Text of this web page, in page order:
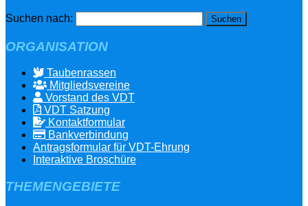
Suchen nach:
ORGANISATION
Taubenrassen
Mitgliedsvereine
Vorstand des VDT
VDT Satzung
Kontaktformular
Bankverbindung
Antragsformular für VDT-Ehrung
Interaktive Broschüre
THEMENGEBIETE